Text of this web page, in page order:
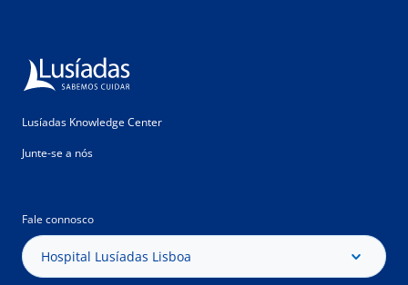
Lusíadas Knowledge Center
Junte-se a nós
Fale connosco
Hospital Lusíadas Lisboa